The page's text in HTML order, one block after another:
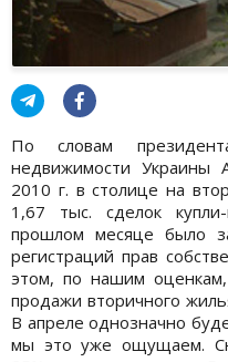
По словам
недвижимости Украины
2010 г. в столице на
1,67 тыс. сделок
прошлом месяце было
регистраций прав
этом, по нашим
продажи вторичного
В апреле однозначно
мы это уже ощущаем.